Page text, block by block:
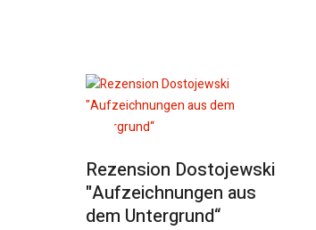
Rezension Dostojewski
"Aufzeichnungen aus
dem Untergrund“